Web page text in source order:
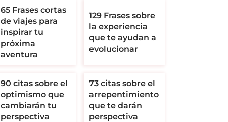
65 Frases cortas
de viajes para
inspirar tu
próxima
aventura
129 Frases sobre
la experiencia
que te ayudan a
evolucionar
90 citas sobre el
optimismo que
cambiarán tu
perspectiva
73 citas sobre el
arrepentimiento
que te darán
perspectiva